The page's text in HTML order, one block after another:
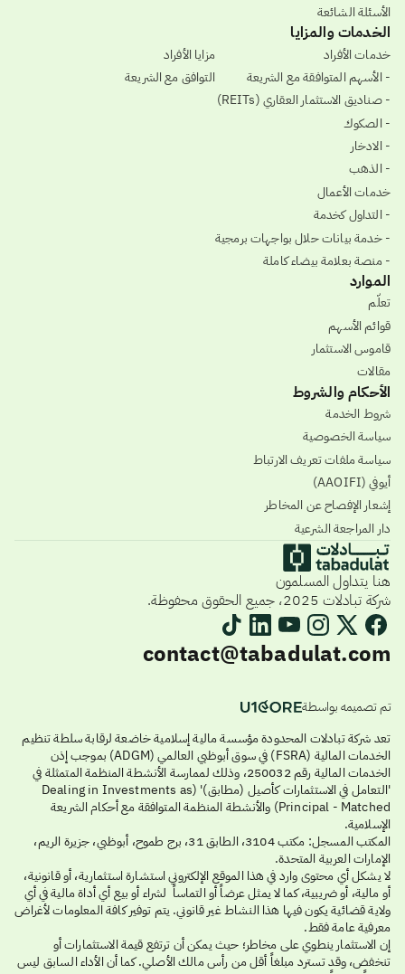
الأسئلة الشائعة
الخدمات والمزايا
خدمات الأفراد
- الأسهم المتوافقة مع الشريعة
- صناديق الاستثمار العقاري (REITs)
- الصكوك
- الادخار
- الذهب
خدمات الأعمال
- التداول كخدمة
- خدمة بيانات حلال بواجهات برمجية
- منصة بعلامة بيضاء كاملة
مزايا الأفراد
التوافق مع الشريعة
الموارد
تعلّم
قوائم الأسهم
قاموس الاستثمار
مقالات
الأحكام والشروط
شروط الخدمة
سياسة الخصوصية
سياسة ملفات تعريف الارتباط
أيوفي (AAOIFI)
إشعار الإفصاح عن المخاطر
دار المراجعة الشرعية
هنا يتداول المسلمون
شركة تبادلات 2025، جميع الحقوق محفوظة.
contact@tabadulat.com
تم تصميمه بواسطة
تعد شركة تبادلات المحدودة مؤسسة مالية إسلامية خاضعة لرقابة سلطة تنظيم
الخدمات المالية (FSRA) في سوق أبوظبي العالمي (ADGM) بموجب إذن
الخدمات المالية رقم 250032، وذلك لممارسة الأنشطة المنظمة المتمثلة في
'التعامل في الاستثمارات كأصيل (مطابق)' (Dealing in Investments as
Principal - Matched) والأنشطة المنظمة المتوافقة مع أحكام الشريعة
الإسلامية.
المكتب المسجل: مكتب 3104، الطابق 31، برج طموح، أبوظبي، جزيرة الريم،
الإمارات العربية المتحدة.
لا يشكل أي محتوى وارد في هذا الموقع الإلكتروني استشارة استثمارية، أو قانونية،
أو مالية، أو ضريبية، كما لا يمثل عرضاً أو التماساً لشراء أو بيع أي أداة مالية في أي
ولاية قضائية يكون فيها هذا النشاط غير قانوني. يتم توفير كافة المعلومات لأغراض
معرفية عامة فقط.
إن الاستثمار ينطوي على مخاطر؛ حيث يمكن أن ترتفع قيمة الاستثمارات أو
تنخفض، وقد تسترد مبلغاً أقل من رأس مالك الأصلي. كما أن الأداء السابق ليس